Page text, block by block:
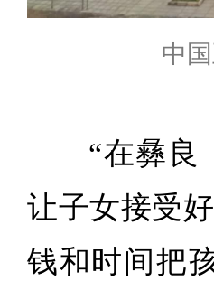
中
“在彝良
让子女接受
钱和时间把